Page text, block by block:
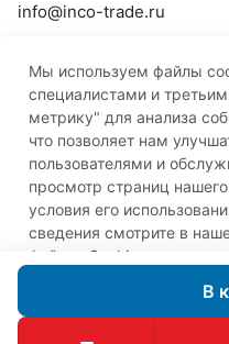
В
info@inco-trade.ru
© 2026 ООО «Инко-Трейд»
Правовая информация
Мы используем файлы
специалистами и
метрику" для анализа
что позволяет нам
пользователями и
просмотр страниц
условия его
сведения смотрите в
файлов Cookie